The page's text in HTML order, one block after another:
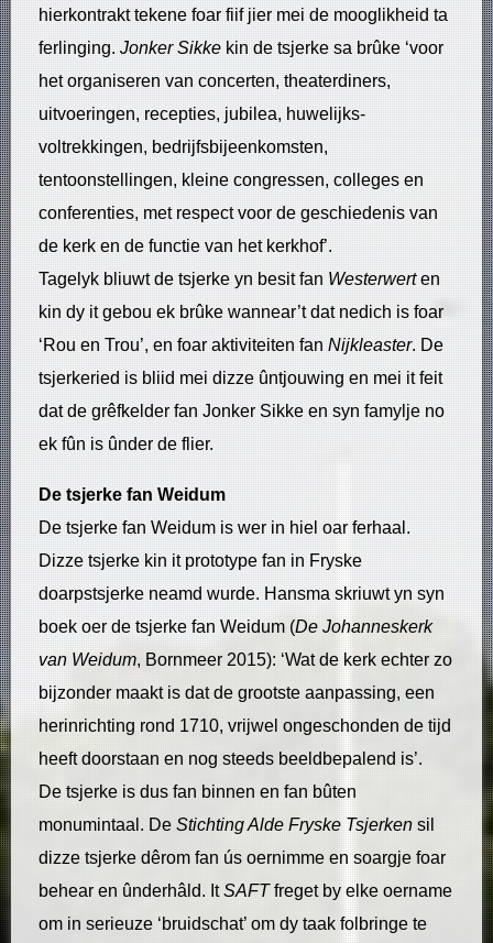
hierkontrakt tekene foar fiif jier mei de mooglikheid ta
ferlinging. Jonker Sikke kin de tsjerke sa brûke ‘voor
het organiseren van concerten, theaterdiners,
uitvoeringen, recepties, jubilea, huwelijks-
voltrekkingen, bedrijfsbijeenkomsten,
tentoonstellingen, kleine congressen, colleges en
conferenties, met respect voor de geschiedenis van
de kerk en de functie van het kerkhof’.
Tagelyk bliuwt de tsjerke yn besit fan Westerwerten
kin dy it gebou ek brûke wannear’t dat nedich is foar
‘Rou en Trou’, en foar aktiviteiten fan Nijkleaster. De
tsjerkeried is bliid mei dizze ûntjouwing en mei it feit
dat de grêfkelder fan Jonker Sikke en syn famylje no
ek fûn is ûnder de flier.
De tsjerke fan Weidum
De tsjerke fan Weidum is wer in hiel oar ferhaal.
Dizze tsjerke kin it prototype fan in Fryske
doarpstsjerke neamd wurde. Hansma skriuwt yn syn
boek oer de tsjerke fan Weidum (De Johanneskerk
van Weidum, Bornmeer 2015): ‘Wat de kerk echter zo
bijzonder maakt is dat de grootste aanpassing, een
herinrichting rond 1710, vrijwel ongeschonden de tijd
heeft doorstaan en nog steeds beeldbepalend is’.
De tsjerke is dus fan binnen en fan bûten
monumintaal. De Stichting Alde Fryske Tsjerken sil
dizze tsjerke dêrom fan ús oernimme en soargje foar
behear en ûnderhâld. ItSAFTfreget by elke oername
om in serieuze ‘bruidschat’ om dy taak folbringe te